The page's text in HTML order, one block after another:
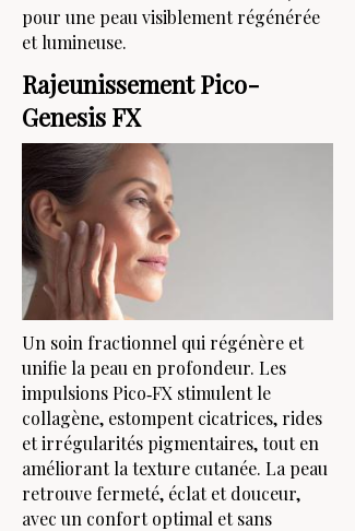
pour une peau visiblement régénérée
et lumineuse.
Rajeunissement Pico-
Genesis FX
Un soin fractionnel qui régénère et
unifie la peau en profondeur. Les
impulsions Pico‑FX stimulent le
collagène, estompent cicatrices, rides
et irrégularités pigmentaires, tout en
améliorant la texture cutanée. La peau
retrouve fermeté, éclat et douceur,
avec un confort optimal et sans